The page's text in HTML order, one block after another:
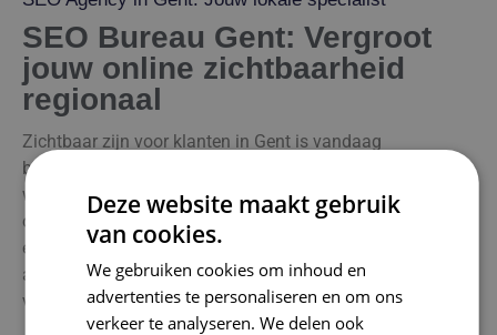
SEO Bureau Gent: Vergroot
jouw online zichtbaarheid
regionaal
Zichtbaar zijn voor klanten in Gent is vandaag
belangrijker dan ooit. Als ervaren SEO agency begrijpen
wij hoe cruciaal het is om lokaal goed vindbaar te zijn,
omdat heel wat potentiële klanten zoeken naar diensten
en producten in hun eigen regio. Met onze slimme SEO-
aanpak zorgen wij ervoor dat uw bedrijf bovenaan
verschijnt in de lokale zoekresultaten.
Deze website maakt gebruik
van cookies.
We gebruiken cookies om inhoud en
advertenties te personaliseren en om ons
verkeer te analyseren. We delen ook